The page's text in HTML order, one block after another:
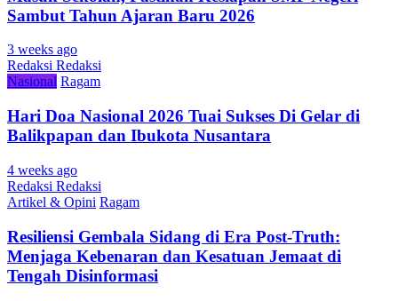
Sambut Tahun Ajaran Baru 2026
3 weeks ago
Redaksi Redaksi
Nasional Ragam
Hari Doa Nasional 2026 Tuai Sukses Di Gelar di
Balikpapan dan Ibukota Nusantara
4 weeks ago
Redaksi Redaksi
Artikel & Opini Ragam
Resiliensi Gembala Sidang di Era Post-Truth:
Menjaga Kebenaran dan Kesatuan Jemaat di
Tengah Disinformasi